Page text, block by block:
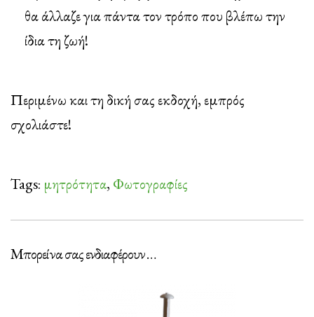
θα άλλαζε για πάντα τον τρόπο που βλέπω την
ίδια τη ζωή!
Περιμένω και τη δική σας εκδοχή, εμπρός
σχολιάστε!
Tags: μητρότητα, Φωτογραφίες
Μπορεί να σας ενδιαφέρουν …